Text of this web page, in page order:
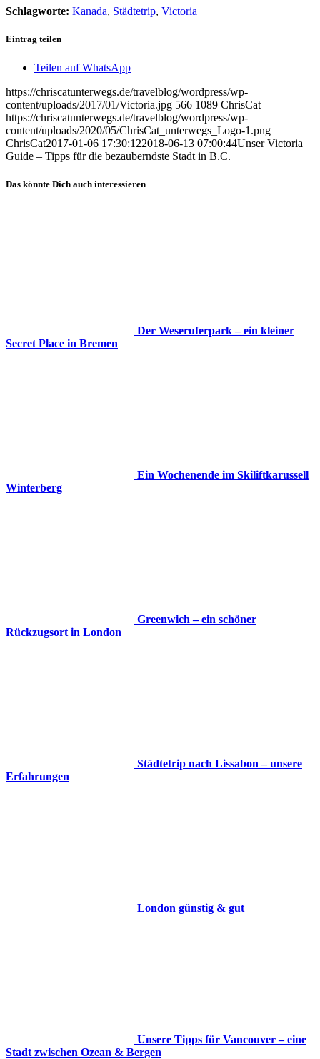
Schlagworte: Kanada, Städtetrip, Victoria
Eintrag teilen
Teilen auf WhatsApp
https://chriscatunterwegs.de/travelblog/wordpress/wp-
content/uploads/2017/01/Victoria.jpg 566 1089 ChrisCat
https://chriscatunterwegs.de/travelblog/wordpress/wp-
content/uploads/2020/05/ChrisCat_unterwegs_Logo-1.png
ChrisCat2017-01-06 17:30:122018-06-13 07:00:44Unser Victoria
Guide – Tipps für die bezauberndste Stadt in B.C.
Das könnte Dich auch interessieren
Der Weseruferpark – ein kleiner
Secret Place in Bremen
Ein Wochenende im Skiliftkarussell
Winterberg
Greenwich – ein schöner
Rückzugsort in London
Städtetrip nach Lissabon – unsere
Erfahrungen
London günstig & gut
Unsere Tipps für Vancouver – eine
Stadt zwischen Ozean & Bergen